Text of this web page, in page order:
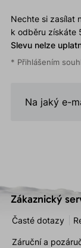
Nechte si zasílat
k odběru získáte
Slevu nelze
* Přihlášením
Zákaznický
Časté dotazy
Záruční a